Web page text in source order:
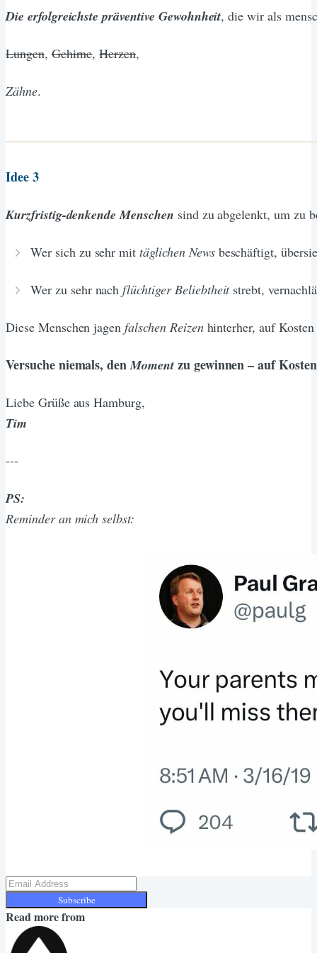
Die erfolgreichste präventive Gewohnheit, die wir als
Lungen,Gehirne,Herzen,
Zähne.
Idee 3
Kurzfristig-denkende Menschen sind zu abgelenkt, um zu
Wer sich zu sehr mittäglichen Newsbeschäftigt,
Wer zu sehr nachflüchtiger Beliebtheitstrebt,
Diese Menschen jagenfalschen Reizenhinterher, auf Kosten
Versuche niemals, denMomentzu gewinnen – auf
Liebe Grüße aus Hamburg,
Tim
---
PS:
Reminder an mich selbst:
Subscribe
Read more from